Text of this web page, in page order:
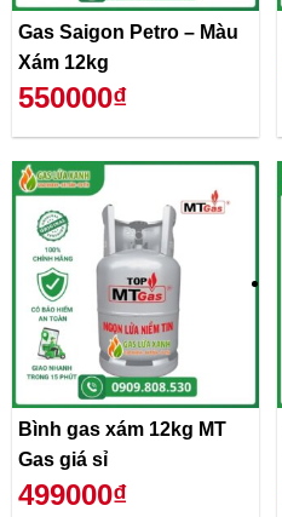
Gas Saigon Petro – Màu
Xám 12kg
550000₫
Bình gas xám 12kg MT
Gas giá sỉ
499000₫